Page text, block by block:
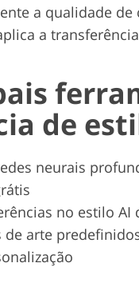
a qualidade
a
de
neurais
no estilo AI
de arte